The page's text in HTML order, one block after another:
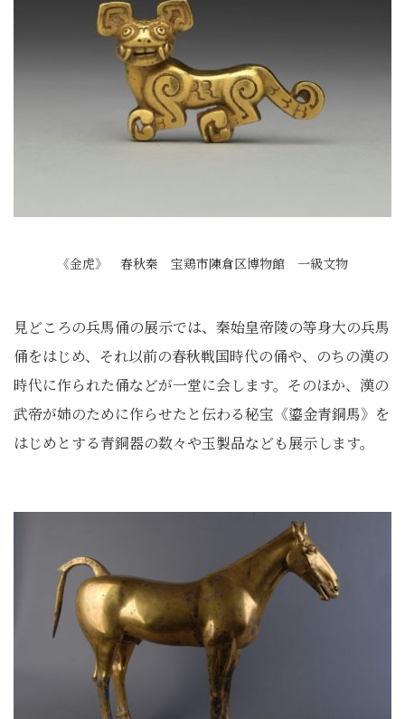
《金虎》 春秋秦 宝鶏市陳倉区博物館 一級文物
見どころの兵馬俑の展示では、秦始皇帝陵の等身大の兵馬
俑をはじめ、それ以前の春秋戦国時代の俑や、のちの漢の
時代に作られた俑などが一堂に会します。そのほか、漢の
武帝が姉のために作らせたと伝わる秘宝《鎏金青銅馬》を
はじめとする青銅器の数々や玉製品なども展示します。